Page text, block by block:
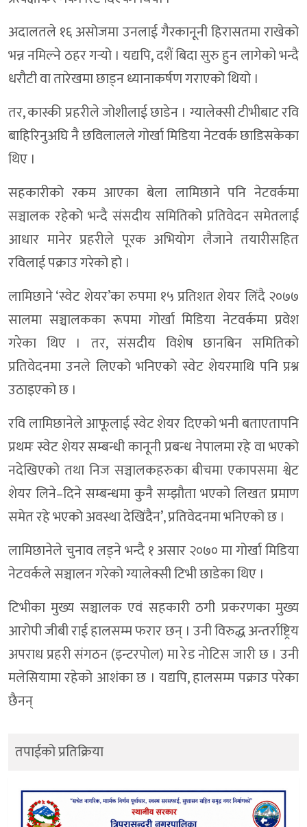
अदालतले १६ असोजमा उनलाई गैरकानूनी हिरासतमा राखेको
भन्न नमिल्ने ठहर गर्‍यो । यद्यपि, दशैं बिदा सुरु हुन लागेको भन्दै
धरौटी वा तारेखमा छाड्न ध्यानाकर्षण गराएको थियो ।
तर, कास्की प्रहरीले जोशीलाई छाडेन । ग्यालेक्सी टीभीबाट रवि
बाहिरिनुअघि नै छविलालले गोर्खा मिडिया नेटवर्क छाडिसकेका
थिए ।
सहकारीको रकम आएका बेला लामिछाने पनि नेटवर्कमा
सञ्चालक रहेको भन्दै संसदीय समितिको प्रतिवेदन समेतलाई
आधार मानेर प्रहरीले पूरक अभियोग लैजाने तयारीसहित
रविलाई पक्राउ गरेको हो ।
लामिछाने ‘स्वेट शेयर’का रुपमा १५ प्रतिशत शेयर लिंदै २०७७
सालमा सञ्चालकका रूपमा गोर्खा मिडिया नेटवर्कमा प्रवेश
गरेका थिए । तर, संसदीय विशेष छानबिन समितिको
प्रतिवेदनमा उनले लिएको भनिएको स्वेट शेयरमाथि पनि प्रश्न
उठाइएको छ ।
रवि लामिछानेले आफूलाई स्वेट शेयर दिएको भनी बताएतापनि
प्रथमः स्वेट शेयर सम्बन्धी कानूनी प्रबन्ध नेपालमा रहे वा भएको
नदेखिएको तथा निज सञ्चालकहरुका बीचमा एकापसमा श्वेट
शेयर लिने–दिने सम्बन्धमा कुनै सम्झौता भएको लिखत प्रमाण
समेत रहे भएको अवस्था देखिंदैन’, प्रतिवेदनमा भनिएको छ ।
लामिछानेले चुनाव लड्ने भन्दै १ असार २०७० मा गोर्खा मिडिया
नेटवर्कले सञ्चालन गरेको ग्यालेक्सी टिभी छाडेका थिए ।
टिभीका मुख्य सञ्चालक एवं सहकारी ठगी प्रकरणका मुख्य
आरोपी जीबी राई हालसम्म फरार छन् । उनी विरुद्ध अन्तर्राष्ट्रिय
अपराध प्रहरी संगठन (इन्टरपोल) मा रेड नोटिस जारी छ । उनी
मलेसियामा रहेको आशंका छ । यद्यपि, हालसम्म पक्राउ परेका
छैनन्
तपाईको प्रतिक्रिया